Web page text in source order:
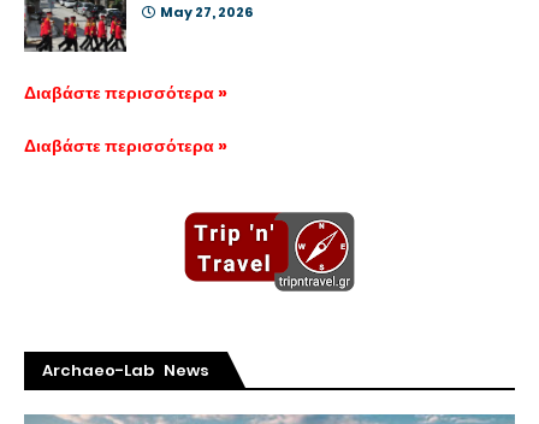
May 27, 2026
Διαβάστε περισσότερα »
Διαβάστε περισσότερα »
Archaeo-Lab News